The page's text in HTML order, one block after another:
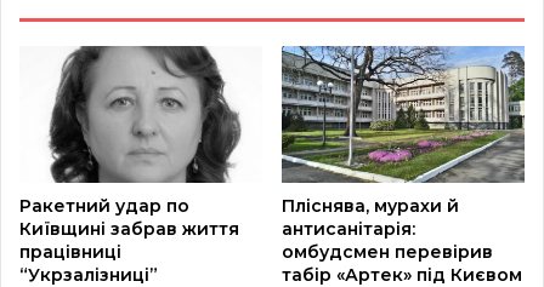
Ракетний удар по
Київщині забрав життя
працівниці
“Укрзалізниці”
Пліснява, мурахи й
антисанітарія:
омбудсмен перевірив
табір «Артек» під Києвом